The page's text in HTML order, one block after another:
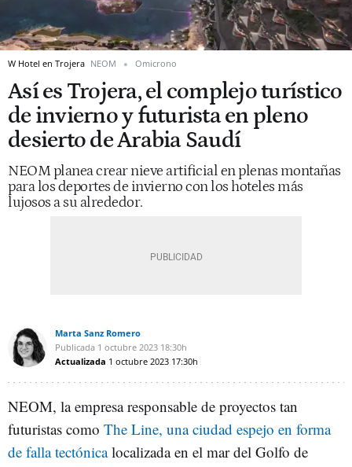
W Hotel en Trojera NEOM Omicrono
Así es Trojera, el complejo turístico
de invierno y futurista en pleno
desierto de Arabia Saudí
NEOM planea crear nieve artificial en plenas montañas
para los deportes de invierno con los hoteles más
lujosos a su alrededor.
Marta Sanz Romero
Publicada 1 octubre 2023 18:30h
Actualizada 1 octubre 2023 17:30h
NEOM, la empresa responsable de proyectos tan
futuristas como The Line, una ciudad espejo en forma
de falla tectónicalocalizada en el mar del Golfo de